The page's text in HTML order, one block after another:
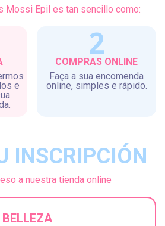
Mossi Epil es tan sencillo como:
e
2
COMPRAS ONLINE
Faça a sua encomenda
online, simples e rápido.
INSCRIPCIÓN
a nuestra tienda online